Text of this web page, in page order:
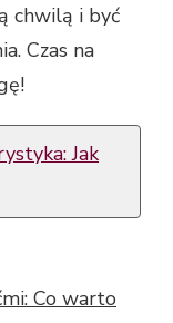
chwilą i być
Czas na
Jak
Co warto